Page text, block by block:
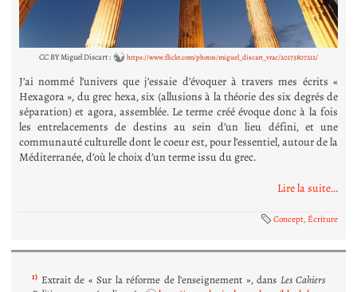
CC BY Miguel Discart : https://www.flickr.com/photos/miguel_discart_vrac/20173807212/
J’ai nommé l’univers que j’essaie d’évoquer à travers mes écrits «
Hexagora », du grec hexa, six (allusions à la théorie des six degrés de
séparation) et agora, assemblée. Le terme créé évoque donc à la fois
les entrelacements de destins au sein d’un lieu défini, et une
communauté culturelle dont le coeur est, pour l’essentiel, autour de la
Méditerranée, d’où le choix d’un terme issu du grec.
Lire la suite...
Concept, Écriture
1) Extrait de « Sur la réforme de l’enseignement », dans Les Cahiers